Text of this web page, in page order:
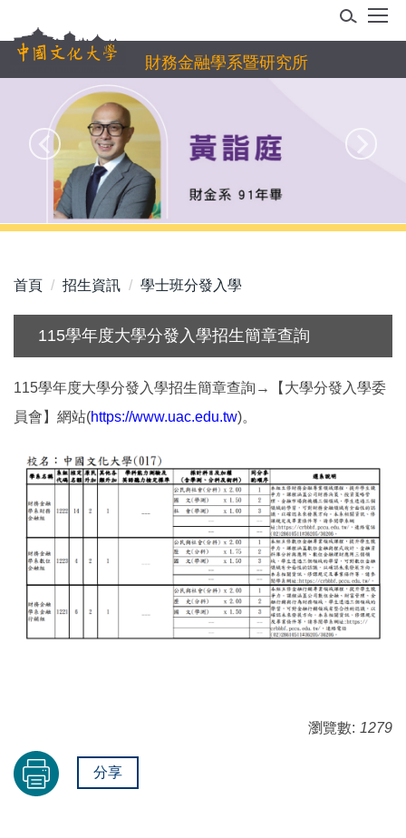
到
主
要
財務金融學系暨研究所
首頁 招生資訊 學士班分發入學
115學年度大學分發入學招生簡章查詢
115學年度大學分發入學招生簡章查詢→【大學分發入學委
員會】網站(https://www.uac.edu.tw)。
瀏覽數: 1279
分享